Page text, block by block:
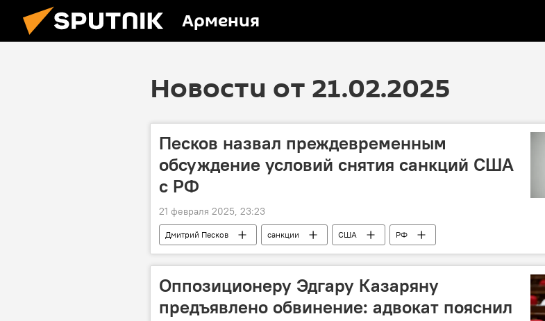
Армения
Новости от 21.02.2025
Песков назвал преждевременным
обсуждение условий снятия санкций США
с РФ
21 февраля 2025, 23:23
Дмитрий Песков санкции США РФ
Оппозиционеру Эдгару Казаряну
предъявлено обвинение: адвокат пояснил